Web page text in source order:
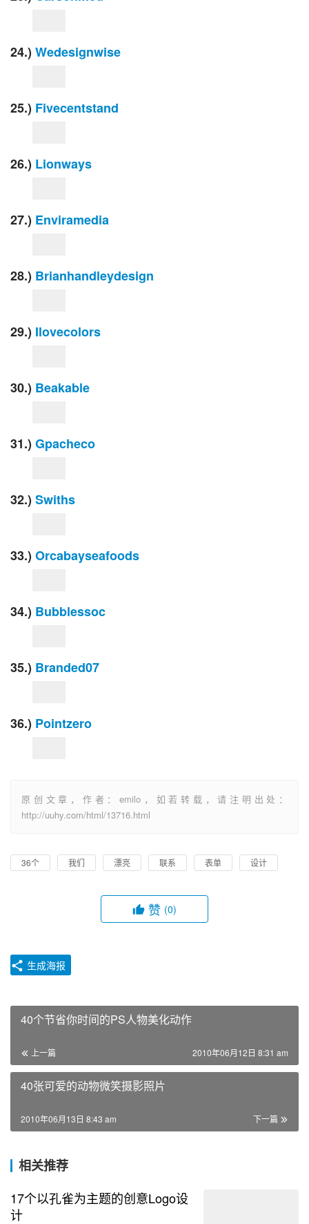
24.) Wedesignwise
25.) Fivecentstand
26.) Lionways
27.) Enviramedia
28.) Brianhandleydesign
29.) Ilovecolors
30.) Beakable
31.) Gpacheco
32.) Swiths
33.) Orcabayseafoods
34.) Bubblessoc
35.) Branded07
36.) Pointzero
原创文章，作者：emilo，如若转载，请注明出处：
http://uuhy.com/html/13716.html
36个 我们 漂亮 联系 表单 设计
赞 (0)
生成海报
40个节省你时间的PS人物美化动作
上一篇 2010年06月12日 8:31 am
40张可爱的动物微笑摄影照片
下一篇
2010年06月13日 8:43 am
相关推荐
17个以孔雀为主题的创意Logo设
计